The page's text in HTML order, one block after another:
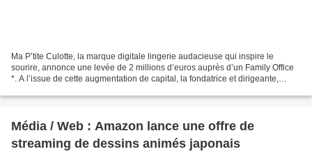
Ma P’tite Culotte, la marque digitale lingerie audacieuse qui inspire le
sourire, annonce une levée de 2 millions d’euros auprès d’un Family Office
*. A l’issue de cette augmentation de capital, la fondatrice et dirigeante,
Média / Web : Amazon lance une offre de
streaming de dessins animés japonais